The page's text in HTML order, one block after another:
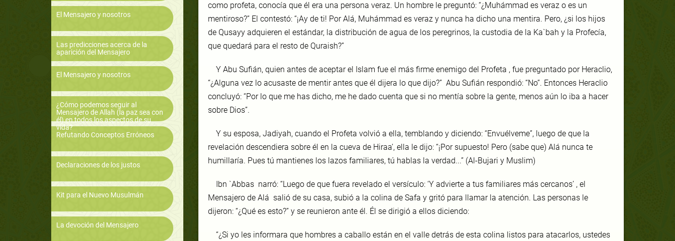
El Mensajero y nosotros
Las predicciones acerca de la
aparición del Mensajero
El Mensajero y nosotros
¿Cómo podemos seguir al
Mensajero de Allah (la paz sea con
él) en todos los aspectos de su
vida?
Refutando Conceptos Erróneos
Declaraciones de los justos
Kit para el Nuevo Musulmán
La devoción del Mensajero
como profeta, conocía que él era una persona veraz. Un hombre le preguntó: “¿Muhámmad es veraz o es un
mentiroso?” El contestó: “¡Ay de ti! Por Alá, Muhámmad es veraz y nunca ha dicho una mentira. Pero, ¿si los hijos
de Qusayy adquieren el estándar, la distribución de agua de los peregrinos, la custodia de la Ka`bah y la Profecía,
que quedará para el resto de Quraish?”
Y Abu Sufián, quien antes de aceptar el Islam fue el más firme enemigo del Profeta , fue preguntado por Heraclio,
“¿Alguna vez lo acusaste de mentir antes que él dijera lo que dijo?” Abu Sufián respondió: “No”. Entonces Heraclio
concluyó: “Por lo que me has dicho, me he dado cuenta que si no mentía sobre la gente, menos aún lo iba a hacer
sobre Dios”.
Y su esposa, Jadiyah, cuando el Profeta volvió a ella, temblando y diciendo: “Envuélveme”, luego de que la
revelación descendiera sobre él en la cueva de Hiraa’, ella le dijo: “¡Por supuesto! Pero (sabe que) Alá nunca te
humillaría. Pues tú mantienes los lazos familiares, tú hablas la verdad...” (Al-Bujari y Muslim)
Ibn `Abbas narró: “Luego de que fuera revelado el versículo: ‘Y advierte a tus familiares más cercanos’ , el
Mensajero de Alá salió de su casa, subió a la colina de Safa y gritó para llamar la atención. Las personas le
dijeron: “¿Qué es esto?” y se reunieron ante él. Él se dirigió a ellos diciendo:
“¿Si yo les informara que hombres a caballo están en el valle detrás de esta colina listos para atacarlos, ustedes